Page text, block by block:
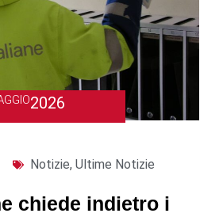
2026
Notizie, Ultime Notizie
chiede indietro i